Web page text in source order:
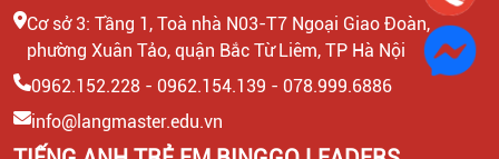
Cơ sở 3: Tầng 1, Toà nhà N03-T7 Ngoại Giao Đoàn,
phường Xuân Tảo, quận Bắc Từ Liêm, TP Hà Nội
0962.152.228 - 0962.154.139 - 078.999.6886
info@langmaster.edu.vn